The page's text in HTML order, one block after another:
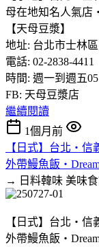
母在地知名人氣店‧
【天母豆漿】
地址: 台北市士林
電話: 02-2838-4411
時間: 週一到週五
FB: 天母豆漿店
繼續閱讀
1個月前
【日式】台北‧
外帶鰻魚飯‧Dream
→ 日料韓味 美味
【日式】台北‧
外帶鰻魚飯‧Dream